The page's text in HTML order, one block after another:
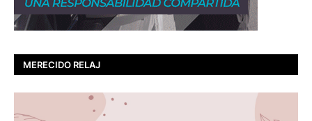
MERECIDO RELAJ